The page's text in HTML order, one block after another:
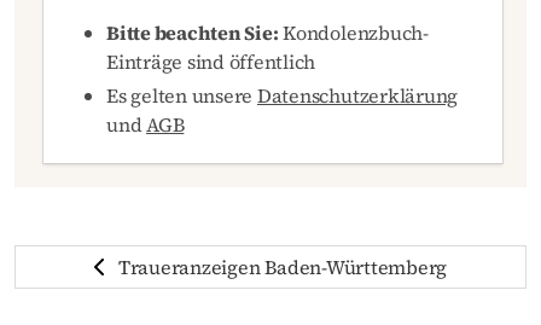
Bitte beachten Sie:Kondolenzbuch-
Einträge sind öffentlich
Es gelten unsere Datenschutzerklärung
undAGB
Traueranzeigen Baden-Württemberg